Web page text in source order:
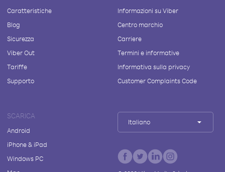
Caratteristiche
Blog
Sicurezza
Viber Out
Tariffe
Supporto
Informazioni su Viber
Centro marchio
Carriere
Termini e informative
Informativa sulla privacy
Customer Complaints Code
SCARICA
Android
iPhone & iPad
Windows PC
Italiano